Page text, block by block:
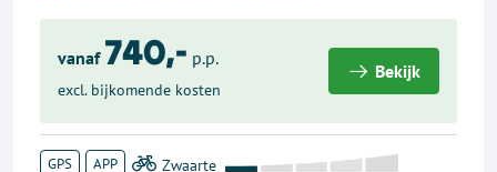
vanaf 740,- p.p.
excl. bijkomende kosten
Bekijk
GPS APP